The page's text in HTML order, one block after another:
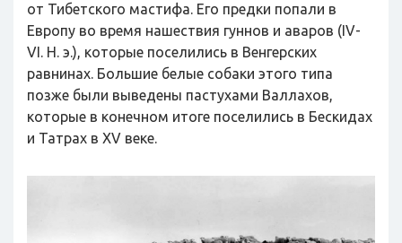
от Тибетского мастифа. Его предки попали в
Европу во время нашествия гуннов и аваров (IV-
VI. Н. э.), которые поселились в Венгерских
равнинах. Большие белые собаки этого типа
позже были выведены пастухами Валлахов,
которые в конечном итоге поселились в Бескидах
и Татрах в ХV веке.